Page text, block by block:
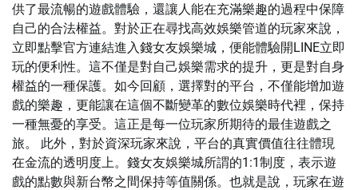
供了最流暢的遊戲體驗，還讓人能在充滿樂趣的過程中保障
自己的合法權益。對於正在尋找高效娛樂管道的玩家來說，
立即點擊官方連結進入錢女友娛樂城，便能體驗開LINE立即
玩的便利性。這不僅是對自己娛樂需求的提升，更是對自身
權益的一種保護。如今回顧，選擇對的平台，不僅能增加遊
戲的樂趣，更能讓在這個不斷變革的數位娛樂時代裡，保持
一種無憂的享受。這正是每一位玩家所期待的最佳遊戲之
旅。 此外，對於資深玩家來說，平台的真實價值往往體現
在金流的透明度上。錢女友娛樂城所謂的1:1制度，表示遊
戲的點數與新台幣之間保持等值關係。也就是說，玩家在遊